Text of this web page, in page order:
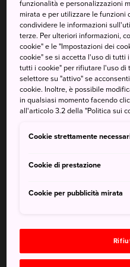
10 diverse stazioni
Come arrivare
Da Nagoya è possibile
treno o in autobus ogni ora.
Treno: Dalla stazione di
ferrovia locale
stazione si trova a una
centro città. Da Nagoya,
sulla linea principale
Autobus: La maggior parte
Nagoya e Gifu ferma a
funzionalità e personalizzazioni
mirata e per utilizzare le funzioni
condividere le informazioni
terze. Per ulteriori informazioni,
cookie" e le "Impostazioni dei
cookie" se si accetta l'uso di tutti
tutti i cookie" per rifiutare l'uso di
selettore su "attivo" se
cookie. Inoltre, è possibile
in qualsiasi momento facendo
all'articolo 3.2 della "Politica sui
Cookie strettamente
Cookie di prestazione
Cookie per pubblicità mirata